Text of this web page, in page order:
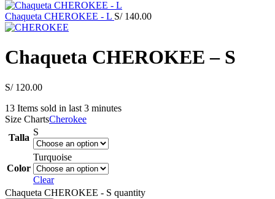
Chaqueta CHEROKEE - L S/140.00
Chaqueta CHEROKEE – S
S/120.00
13 Items sold in last 3 minutes
Size ChartsCherokee
Talla
S
Color
Turquoise
Clear
Chaqueta CHEROKEE - S quantity